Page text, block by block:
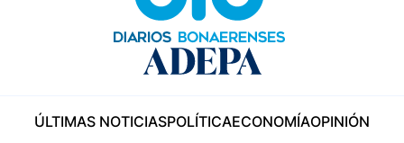
ÚLTIMAS NOTICIASPOLÍTICAECONOMÍAOPINIÓN